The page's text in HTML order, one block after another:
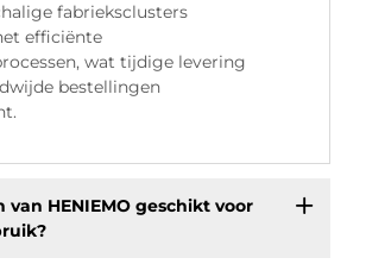
fabrieksclusters
efficiënte
wat tijdige levering
bestellingen
HENIEMO geschikt voor